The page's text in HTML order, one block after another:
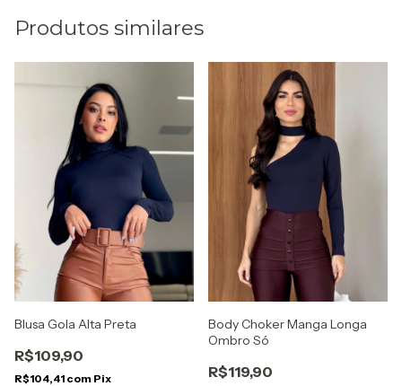
Produtos similares
Blusa Gola Alta Preta
R$109,90
R$104,41 com Pix
Body Choker Manga Longa
Ombro Só
R$119,90